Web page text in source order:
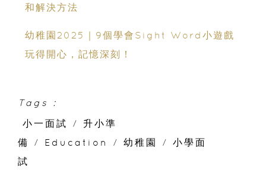
和解決方法
幼稚園2025｜9個學會Sight Word小遊戲
玩得開心，記憶深刻！
Tags :
小一面試
/
升小準
備
/ Education / 幼稚園 /
小學面
試